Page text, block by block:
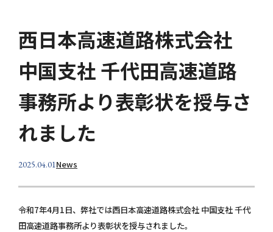
グループ会社採用情報
お知らせ
個人情報保護方針
西日本高速道路株式会社
中国支社 千代田高速道路
事務所より表彰状を授与さ
れました
2025.04.01News
令和7年4月1日、弊社では西日本高速道路株式会社 中国支社 千代
田高速道路事務所より表彰状を授与されました。